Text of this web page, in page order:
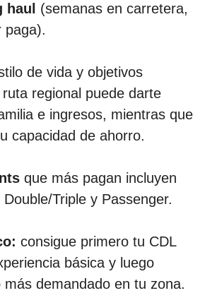
haul
(semanas en carretera,
paga).
de vida y objetivos
regional puede darte
e ingresos, mientras que
capacidad de ahorro.
que más pagan incluyen
Triple y Passenger.
consigue primero tu CDL
básica y luego
demandado en tu zona.